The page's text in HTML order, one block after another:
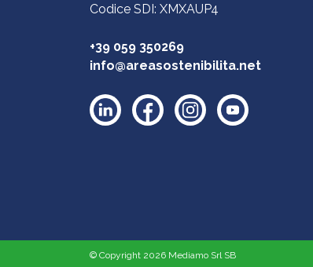
Codice SDI: XMXAUP4
+39 059 350269
info@areasostenibilita.net
© Copyright 2026 Mediamo Srl SB